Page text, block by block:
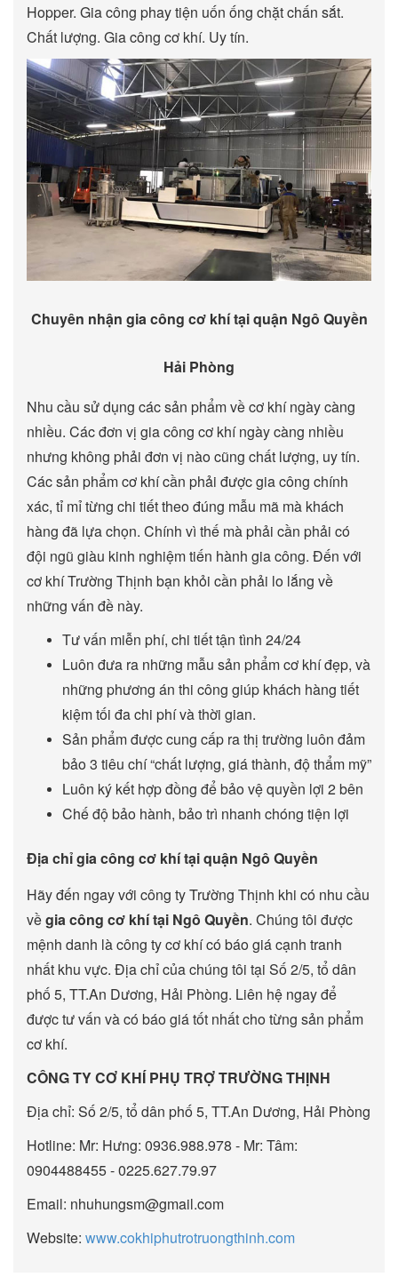
Hopper. Gia công phay tiện uốn ống chặt chấn sắt.
Chất lượng. Gia công cơ khí. Uy tín.
Chuyên nhận gia công cơ khí tại quận Ngô Quyền
Hải Phòng
Nhu cầu sử dụng các sản phẩm về cơ khí ngày càng
nhiều. Các đơn vị gia công cơ khí ngày càng nhiều
nhưng không phải đơn vị nào cũng chất lượng, uy tín.
Các sản phẩm cơ khí cần phải được gia công chính
xác, tỉ mỉ từng chi tiết theo đúng mẫu mã mà khách
hàng đã lựa chọn. Chính vì thế mà phải cần phải có
đội ngũ giàu kinh nghiệm tiến hành gia công. Đến với
cơ khí Trường Thịnh bạn khỏi cần phải lo lắng về
những vấn đề này.
Tư vấn miễn phí, chi tiết tận tình 24/24
Luôn đưa ra những mẫu sản phẩm cơ khí đẹp, và
những phương án thi công giúp khách hàng tiết
kiệm tối đa chi phí và thời gian.
Sản phẩm được cung cấp ra thị trường luôn đảm
bảo 3 tiêu chí “chất lượng, giá thành, độ thẩm mỹ”
Luôn ký kết hợp đồng để bảo vệ quyền lợi 2 bên
Chế độ bảo hành, bảo trì nhanh chóng tiện lợi
Địa chỉ gia công cơ khí tại quận Ngô Quyền
Hãy đến ngay với công ty Trường Thịnh khi có nhu cầu
vềgia công cơ khí tại Ngô Quyền. Chúng tôi được
mệnh danh là công ty cơ khí có báo giá cạnh tranh
nhất khu vực. Địa chỉ của chúng tôi tại Số 2/5, tổ dân
phố 5, TT.An Dương, Hải Phòng. Liên hệ ngay để
được tư vấn và có báo giá tốt nhất cho từng sản phẩm
cơ khí.
CÔNG TY CƠ KHÍ PHỤ TRỢ TRƯỜNG THỊNH
Địa chỉ: Số 2/5, tổ dân phố 5, TT.An Dương, Hải Phòng
Hotline: Mr: Hưng: 0936.988.978 - Mr: Tâm:
0904488455 - 0225.627.79.97
Email: nhuhungsm@gmail.com
Website: www.cokhiphutrotruongthinh.com